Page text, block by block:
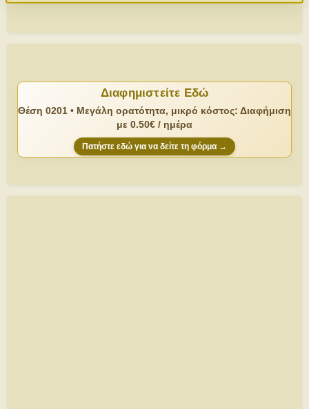
Διαφημιστείτε Εδώ
Θέση 0201 • Μεγάλη ορατότητα, μικρό κόστος: Διαφήμιση
με 0.50€ / ημέρα
Πατήστε εδώ για να δείτε τη φόρμα →